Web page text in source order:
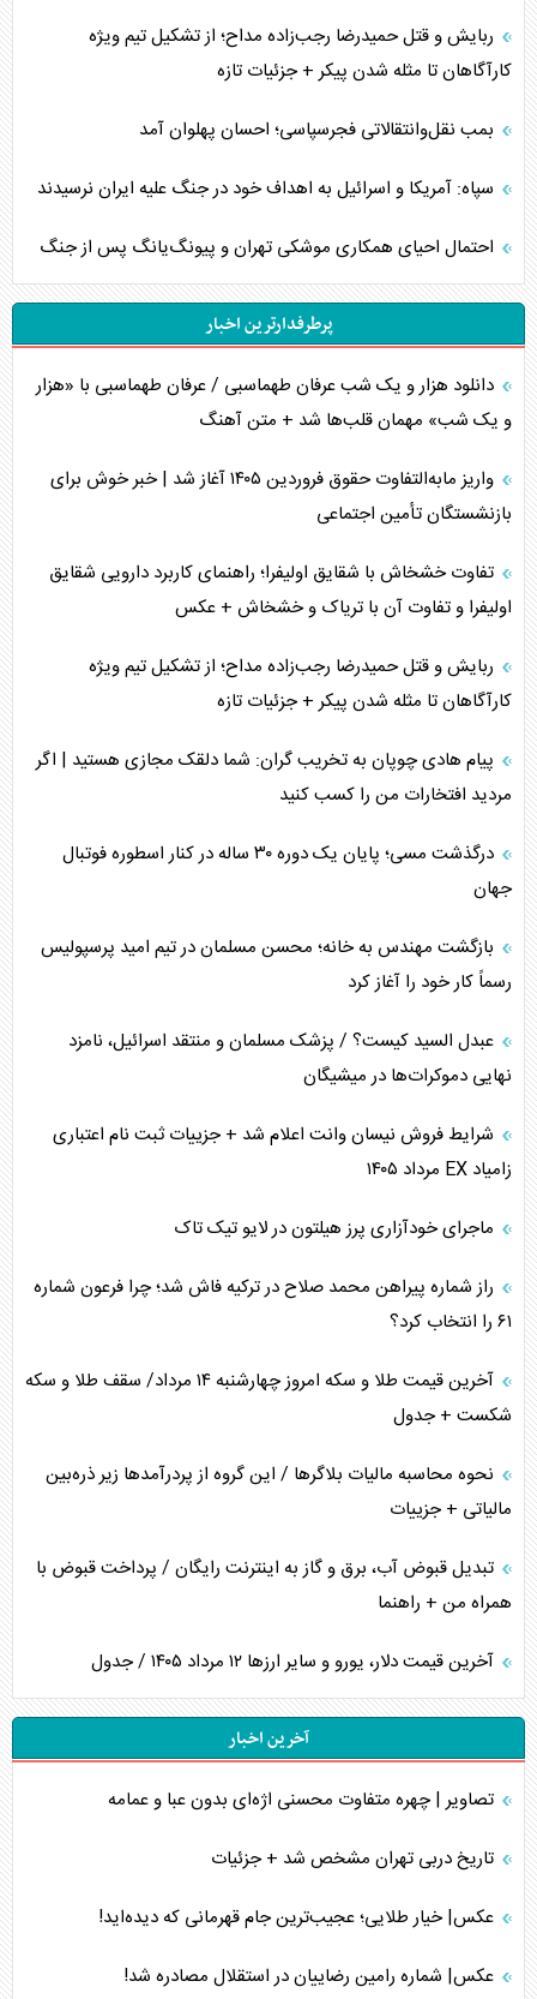
ربایش و قتل حمیدرضا رجب‌زاده مداح؛ از تشکیل تیم ویژه
کارآگاهان تا مثله شدن پیکر + جزئیات تازه
بمب نقل‌وانتقالاتی فجرسپاسی؛ احسان پهلوان آمد
سپاه: آمریکا و اسرائیل به اهداف خود در جنگ علیه ایران نرسیدند
احتمال احیای همکاری موشکی تهران و پیونگ‌یانگ پس از جنگ
پرطرفدارترین اخبار
دانلود هزار و یک شب عرفان طهماسبی / عرفان طهماسبی با «هزار
و یک شب» مهمان قلب‌ها شد + متن آهنگ
واریز مابه‌التفاوت حقوق فروردین ۱۴۰۵ آغاز شد | خبر خوش برای
بازنشستگان تأمین اجتماعی
تفاوت خشخاش با شقایق اولیفرا؛ راهنمای کاربرد دارویی شقایق
اولیفرا و تفاوت آن با تریاک و خشخاش + عکس
ربایش و قتل حمیدرضا رجب‌زاده مداح؛ از تشکیل تیم ویژه
کارآگاهان تا مثله شدن پیکر + جزئیات تازه
پیام هادی چوپان به تخریب گران: شما دلقک مجازی هستید | اگر
مردید افتخارات من را کسب کنید
درگذشت مسی؛ پایان یک دوره ۳۰ ساله در کنار اسطوره فوتبال
جهان
بازگشت مهندس به خانه؛ محسن مسلمان در تیم امید پرسپولیس
رسماً کار خود را آغاز کرد
عبدل السید کیست؟ / پزشک مسلمان و منتقد اسرائیل، نامزد
نهایی دموکرات‌ها در میشیگان
شرایط فروش نیسان وانت اعلام شد + جزییات ثبت نام اعتباری
زامیاد EX مرداد ۱۴۰۵
ماجرای خودآزاری پرز هیلتون در لایو تیک تاک
راز شماره پیراهن محمد صلاح در ترکیه فاش شد؛ چرا فرعون شماره
۶۱ را انتخاب کرد؟
آخرین قیمت طلا و سکه امروز چهارشنبه ۱۴ مرداد/ سقف طلا و سکه
شکست + جدول
نحوه محاسبه مالیات بلاگر‌ها / این گروه از پردرآمد‌ها زیر ذره‌بین
مالیاتی + جزییات
تبدیل قبوض آب، برق و گاز به اینترنت رایگان / پرداخت قبوض با
همراه من + راهنما
آخرین قیمت دلار، یورو و سایر ارز‌ها ۱۲ مرداد ۱۴۰۵ / جدول
آخرین اخبار
تصاویر | چهره متفاوت محسنی اژه‌ای بدون عبا و عمامه
تاریخ دربی تهران مشخص شد + جزئیات
عکس| خیار طلایی؛ عجیب‌ترین جام قهرمانی که دیده‌اید!
عکس| شماره رامین رضاییان در استقلال مصادره شد!